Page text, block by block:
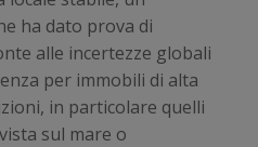
ha dato prova di
alle incertezze globali
per immobili di alta
in particolare quelli
sul mare o